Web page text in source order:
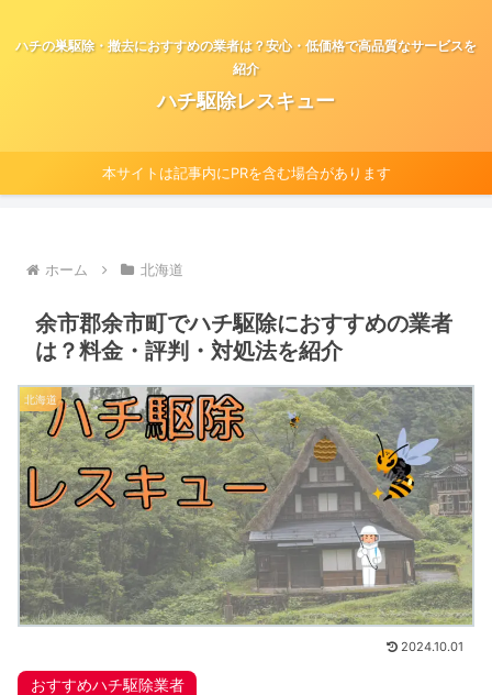
ハチの巣駆除・撤去におすすめの業者は？安心・低価格で高品質なサービスを
紹介
ハチ駆除レスキュー
本サイトは記事内にPRを含む場合があります
ホーム 北海道
余市郡余市町でハチ駆除におすすめの業者
は？料金・評判・対処法を紹介
北海道
2024.10.01
おすすめハチ駆除業者